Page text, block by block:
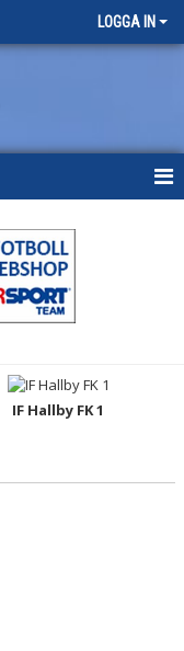
LOGGA IN
IF Hallby FK 1